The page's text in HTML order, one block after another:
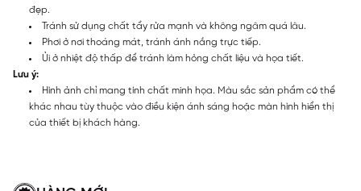
đẹp.
Tránh sử dụng chất tẩy rửa mạnh và không ngâm quá lâu.
Phơi ở nơi thoáng mát, tránh ánh nắng trực tiếp.
Ủi ở nhiệt độ thấp để tránh làm hỏng chất liệu và họa tiết.
Lưu ý:
Hình ảnh chỉ mang tính chất minh họa. Màu sắc sản phẩm có thể
khác nhau tùy thuộc vào điều kiện ánh sáng hoặc màn hình hiển thị
của thiết bị khách hàng.